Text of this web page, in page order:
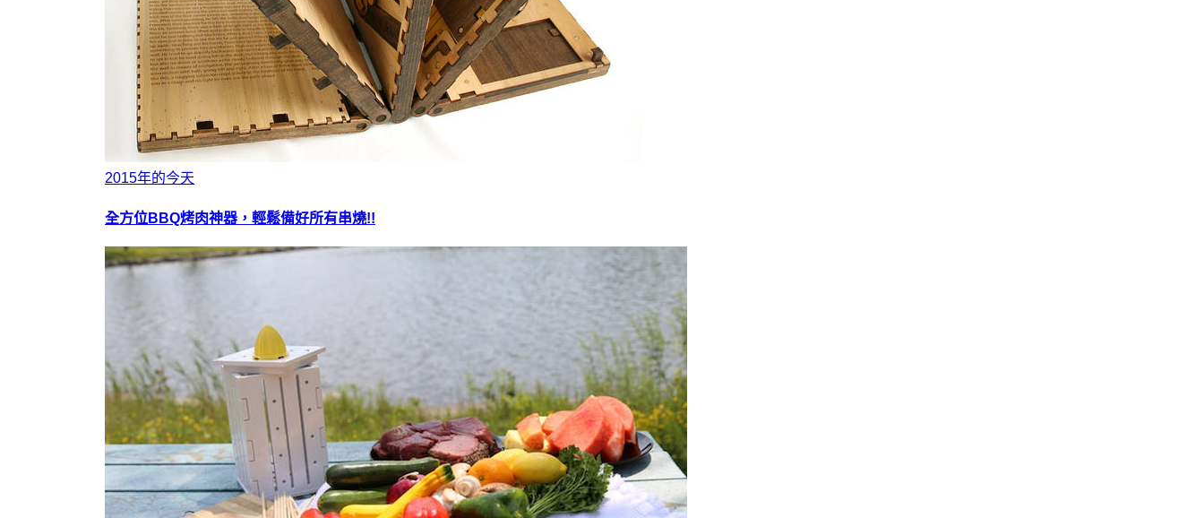
2015年的今天
全方位BBQ烤肉神器，輕鬆備好所有串燒!!